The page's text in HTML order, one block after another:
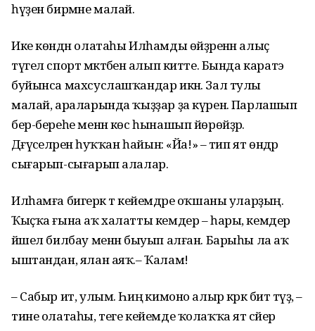
һүҙен бирмәне малай.
Ике көндән олатаһы Илһамды өйҙәренән алыҫ
түгел спорт мәктәбенә алып китте. Бында каратэ
буйынса махсуслашҡандар икән. Зал тулы
малай, араларында ҡыҙҙар ҙа күренә. Парлашып
бер-береһе менән көс һынашып йөрөйҙәр.
Дәғүәселәренә һуҡҡан һайын: «Йа!» – тип ят өндәр
сығарып-сығарып алалар.
Илһамға бигерәк тә кейемдәре оҡшаны уларҙың.
Ҡыҫҡа ғына аҡ халатты кемдер – һары, кемдер
йәшел билбау менән быуып алған. Барыһы ла аҡ
ыштандан, ялан аяҡ.– Ҡалам!
– Сабыр ит, улым. Һиңә кимоно алыр кәрәк бит тәүҙә, –
тине олатаһы, теге кейемде ҡолаҡҡа ят сәйер